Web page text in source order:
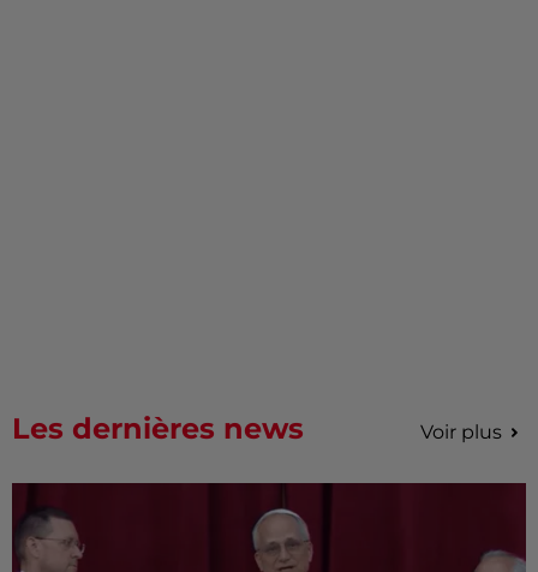
Les dernières news Voir plus